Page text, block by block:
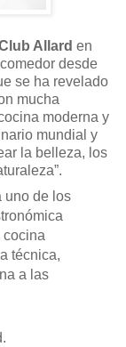
Allard en
desde
se ha revelado
mucha
moderna y
mundial y
la belleza, los
uno de los
cocina
técnica,
a las